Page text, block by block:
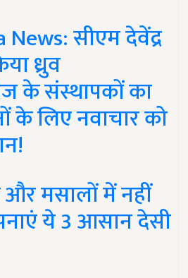
सीएम देवेंद्र
ध्रुव
के संस्थापकों का
के लिए नवाचार को
मसालों में नहीं
ये 3 आसान देसी